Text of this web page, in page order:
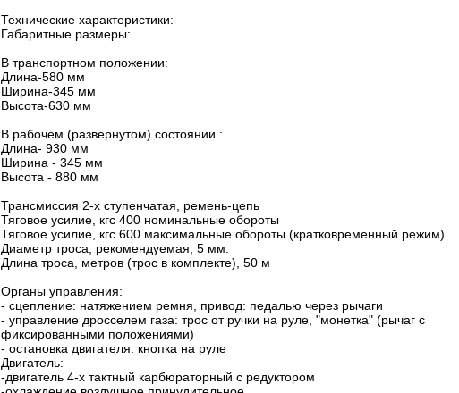
Технические характеристики:
Габаритные размеры:
В транспортном положении:
Длина-580 мм
Ширина-345 мм
Высота-630 мм
В рабочем (развернутом) состоянии :
Длина- 930 мм
Ширина - 345 мм
Высота - 880 мм
Трансмиссия 2-х ступенчатая, ремень-цепь
Тяговое усилие, кгс 400 номинальные обороты
Тяговое усилие, кгс 600 максимальные обороты (кратковременный режим)
Диаметр троса, рекомендуемая, 5 мм.
Длина троса, метров (трос в комплекте), 50 м
Органы управления:
- сцепление: натяжением ремня, привод: педалью через рычаги
- управление дросселем газа: трос от ручки на руле, "монетка" (рычаг с
фиксированными положениями)
- остановка двигателя: кнопка на руле
Двигатель:
-двигатель 4-х тактный карбюраторный с редуктором